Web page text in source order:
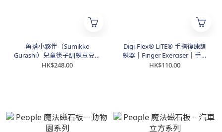
角落小夥伴（Sumikko
Gurashi）兒童筷子訓練豆豆遊
戲（大粒版）
HK$248.00
Digi-Flex® LiTE® 手指復康訓
練器｜Finger Exerciser｜手部
復康工具（8級阻力）
HK$110.00